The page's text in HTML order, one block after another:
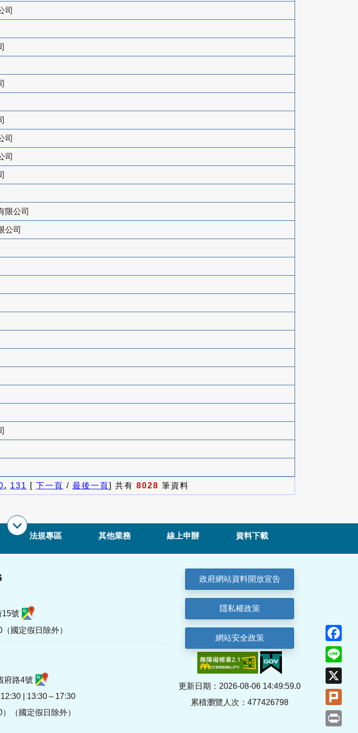
司
司
司
限公司
公司
, 131 [ 下一頁 / 最後一頁] 共有 8028 筆資料
法規專區 其他業務 線上申辦 資料下載
15號
國定假日除外）
府路4號
| 13:30～17:30
（國定假日除外）
政府網站資料開放宣告
隱私權政策
網站安全政策
更新日期：2026-08-06 14:49:59.0
累積瀏覽人次：477426798